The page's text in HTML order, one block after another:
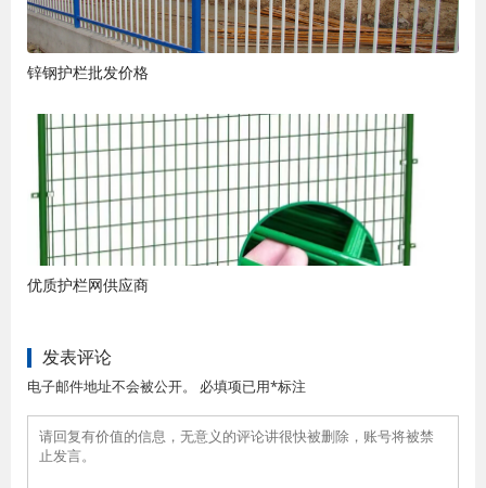
锌钢护栏批发价格
优质护栏网供应商
发表评论
电子邮件地址不会被公开。 必填项已用*标注